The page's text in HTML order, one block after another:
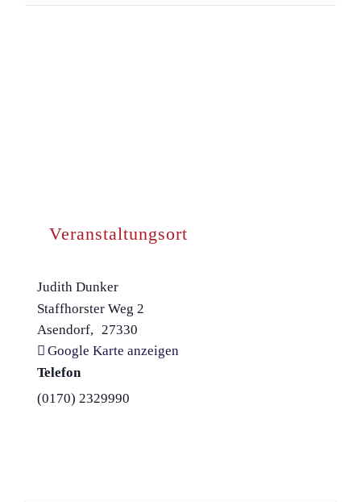
Veranstaltungsort
Judith Dunker
Staffhorster Weg 2
Asendorf,
27330
Google Karte anzeigen
Telefon
(0170) 2329990